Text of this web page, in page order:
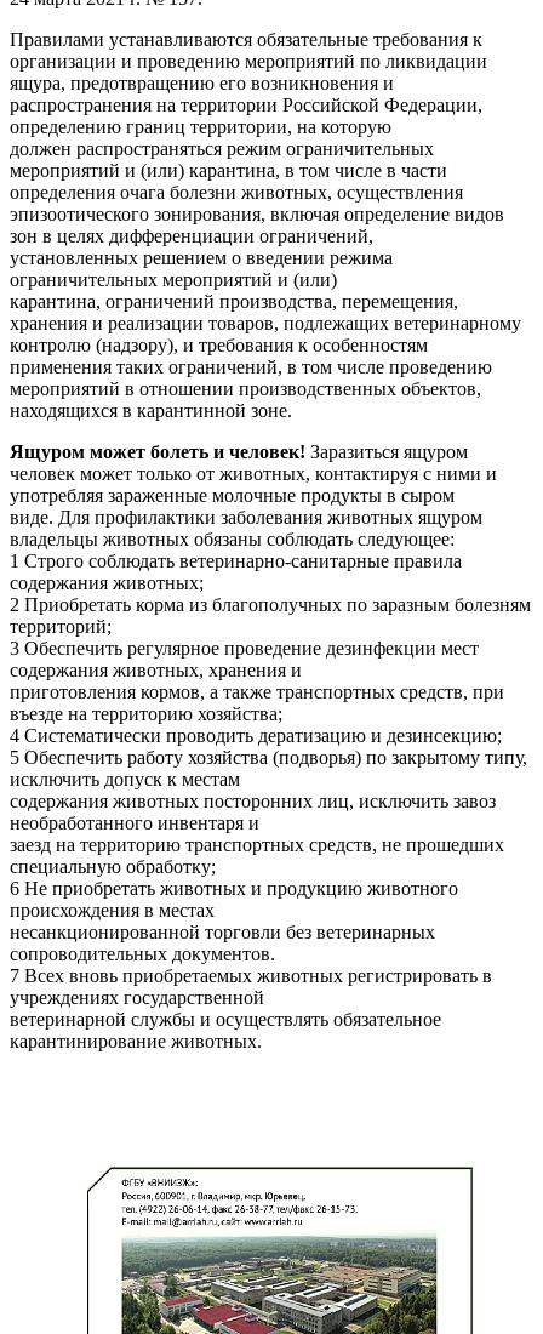
Правилами устанавливаются обязательные требования к
организации и проведению мероприятий по ликвидации
ящура, предотвращению его возникновения и
распространения на территории Российской Федерации,
определению границ территории, на которую
должен распространяться режим ограничительных
мероприятий и (или) карантина, в том числе в части
определения очага болезни животных, осуществления
эпизоотического зонирования, включая определение видов
зон в целях дифференциации ограничений,
установленных решением о введении режима
ограничительных мероприятий и (или)
карантина, ограничений производства, перемещения,
хранения и реализации товаров, подлежащих ветеринарному
контролю (надзору), и требования к особенностям
применения таких ограничений, в том числе проведению
мероприятий в отношении производственных объектов,
находящихся в карантинной зоне.
Ящуром может болеть и человек! Заразиться ящуром
человек может только от животных, контактируя с ними и
употребляя зараженные молочные продукты в сыром
виде. Для профилактики заболевания животных ящуром
владельцы животных обязаны соблюдать следующее:
1 Строго соблюдать ветеринарно-санитарные правила
содержания животных;
2 Приобретать корма из благополучных по заразным болезням
территорий;
3 Обеспечить регулярное проведение дезинфекции мест
содержания животных, хранения и
приготовления кормов, а также транспортных средств, при
въезде на территорию хозяйства;
4 Систематически проводить дератизацию и дезинсекцию;
5 Обеспечить работу хозяйства (подворья) по закрытому типу,
исключить допуск к местам
содержания животных посторонних лиц, исключить завоз
необработанного инвентаря и
заезд на территорию транспортных средств, не прошедших
специальную обработку;
6 Не приобретать животных и продукцию животного
происхождения в местах
несанкционированной торговли без ветеринарных
сопроводительных документов.
7 Всех вновь приобретаемых животных регистрировать в
учреждениях государственной
ветеринарной службы и осуществлять обязательное
карантинирование животных.